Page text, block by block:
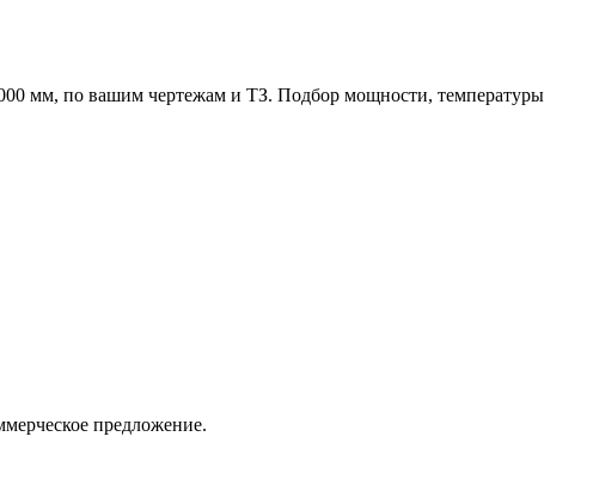
мм, по вашим чертежам и ТЗ. Подбор мощности, температуры
предложение.